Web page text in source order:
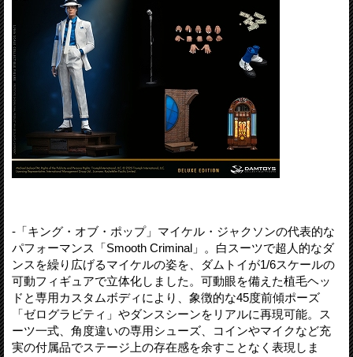
-「キング・オブ・ポップ」マイケル・ジャクソンの代表的な
パフォーマンス「Smooth Criminal」。白スーツで超人的なダ
ンスを繰り広げるマイケルの姿を、ダムトイが1/6スケールの
可動フィギュアで立体化しました。可動眼を備えた植毛ヘッ
ドと専用カスタムボディにより、象徴的な45度前傾ポーズ
「ゼログラビティ」やダンスシーンをリアルに再現可能。ス
ーツ一式、角度違いの専用シューズ、コインやマイクなど充
実の付属品でステージ上の存在感を余すことなく表現しま